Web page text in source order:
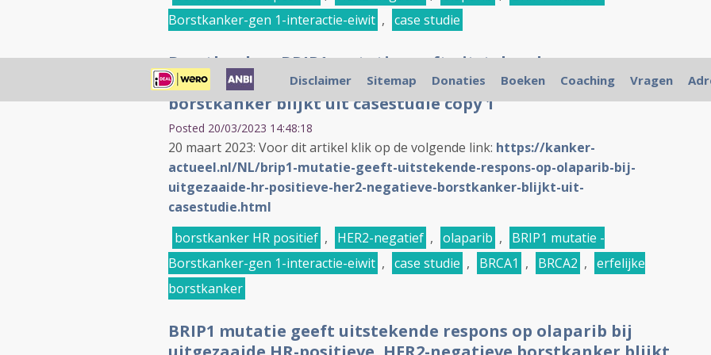
Borstkanker-gen 1-interactie-eiwit , case studie
Borstkanker: BRIP1 mutatie geeft uitstekende respons op
olaparib bij uitgezaaide HR-positieve, HER2-negatieve
borstkanker blijkt uit casestudie copy 1
Posted 20/03/2023 14:48:18
20 maart 2023: Voor dit artikel klik op de volgende link: https://kanker-
actueel.nl/NL/brip1-mutatie-geeft-uitstekende-respons-op-olaparib-bij-
uitgezaaide-hr-positieve-her2-negatieve-borstkanker-blijkt-uit-
casestudie.html
borstkanker HR positief , HER2-negatief , olaparib ,
BRIP1 mutatie -
Borstkanker-gen 1-interactie-eiwit , case studie , BRCA1 , BRCA2 , erfelijke
borstkanker
BRIP1 mutatie geeft uitstekende respons op olaparib bij
Disclaimer Sitemap Donaties Boeken Coaching Vragen